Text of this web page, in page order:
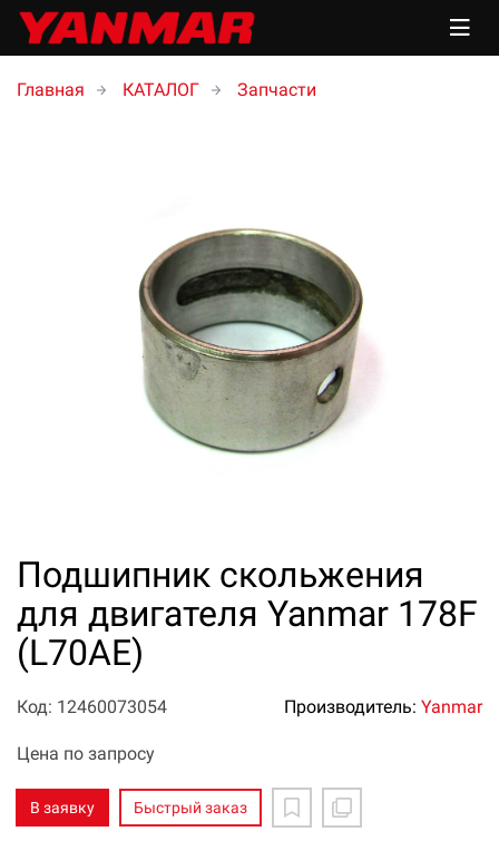
Главная КАТАЛОГ Запчасти
Подшипник скольжения
для двигателя Yanmar 178F
(L70AE)
Код: 12460073054 Производитель: Yanmar
Цена по запросу
В заявку Быстрый заказ